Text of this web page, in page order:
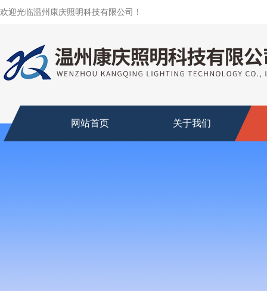
欢迎光临温州康庆照明科技有限公司！
网站首页 关于我们